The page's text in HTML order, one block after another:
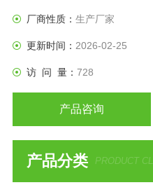
厂商性质： 生产厂家
更新时间： 2026-02-25
访 问 量： 728
产品咨询
产品分类 PRODUCT